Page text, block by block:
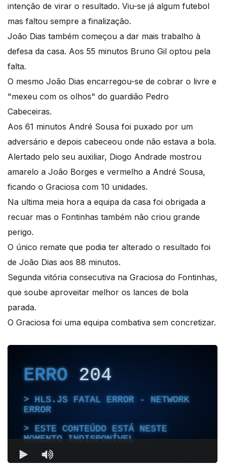
intenção de virar o resultado. Viu-se já algum futebol
mas faltou sempre a finalização.
João Dias também começou a dar mais trabalho à
defesa da casa. Aos 55 minutos Bruno Gil optou pela
falta.
O mesmo João Dias encarregou-se de cobrar o livre e
"mexeu com os olhos" do guardião Pedro
Cabeceiras.
Aos 61 minutos André Sousa foi puxado por um
adversário e depois cabeceou onde não estava a bola.
Alertado pelo seu auxiliar, Diogo Andrade mostrou
amarelo a João Borges e vermelho a André Sousa,
ficando o Graciosa com 10 unidades.
Na ultima meia hora a equipa da casa foi obrigada a
recuar mas o Fontinhas também não criou grande
perigo.
O único remate que podia ter alterado o resultado foi
de João Dias aos 88 minutos.
Segunda vitória consecutiva na Graciosa do Fontinhas,
que soube aproveitar melhor os lances de bola
parada.
O Graciosa foi uma equipa combativa sem concretizar.